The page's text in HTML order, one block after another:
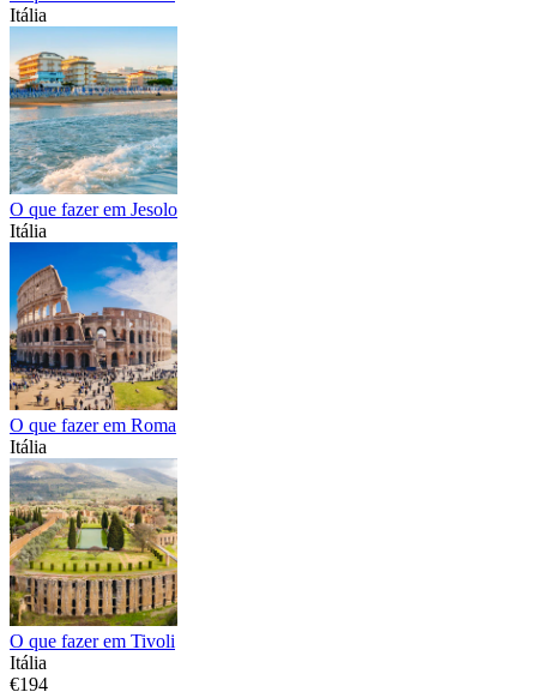
Itália
O que fazer em Jesolo
Itália
O que fazer em Roma
Itália
O que fazer em Tivoli
Itália
€194